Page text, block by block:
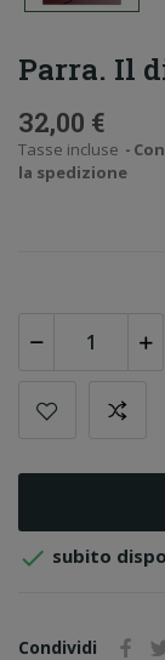
Parra. Il
32,00 €
Tasse incluse
la spedizione
 subito
Condividi